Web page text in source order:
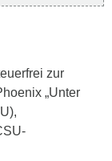
zur
„Unter